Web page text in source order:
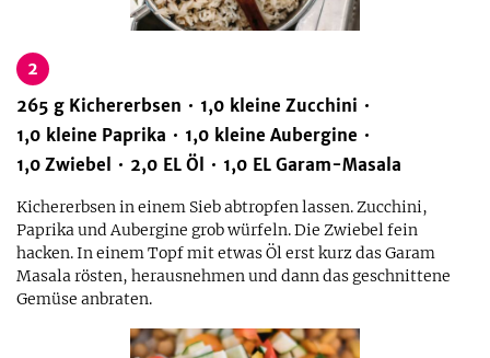
2
265 g Kichererbsen 1,0 kleine Zucchini
1,0 kleine Paprika 1,0 kleine Aubergine
1,0 Zwiebel 2,0 EL Öl 1,0 EL Garam-Masala
Kichererbsen in einem Sieb abtropfen lassen. Zucchini,
Paprika und Aubergine grob würfeln. Die Zwiebel fein
hacken. In einem Topf mit etwas Öl erst kurz das Garam
Masala rösten, herausnehmen und dann das geschnittene
Gemüse anbraten.